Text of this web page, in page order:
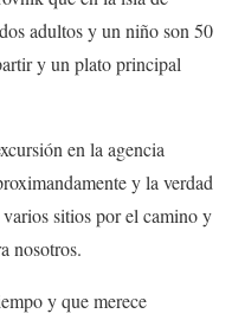
adultos y un niño son 50
y un plato principal
en la agencia
y la verdad
sitios por el camino y
nosotros.
y que merece